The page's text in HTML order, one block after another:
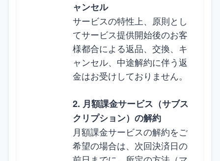
ャンセル
サービスの特性上、原則とし
てサービス提供開始後のお客
様都合による返品、交換、キ
ャンセル、中途解約に伴う返
金はお受けしておりません。
2. 月額課金サービス（サブス
クリプション）の解約
月額課金サービスの解約をご
希望の場合は、次回決済日の